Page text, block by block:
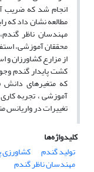
مطالعه نشان داد که
مهندسان ناظر
محققان آموزشی،
از مزارع کشاورزان و
کشت پایدار گندم
که متغیرهای دانش
تغییرات در واریانس
کلیدواژه‌ها
تولید گندم
کشاورزی
مهندسان ناظر گندم